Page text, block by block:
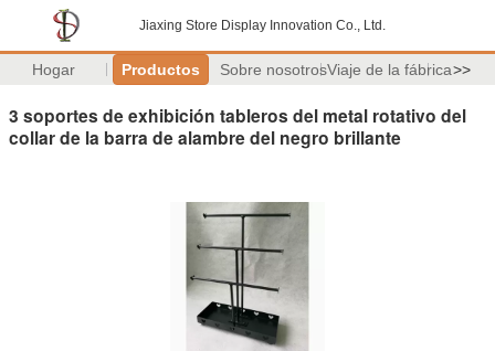
Jiaxing Store Display Innovation Co., Ltd.
Hogar Productos Sobre nosotrosViaje de la fábrica>>
3 soportes de exhibición tableros del metal rotativo del
collar de la barra de alambre del negro brillante